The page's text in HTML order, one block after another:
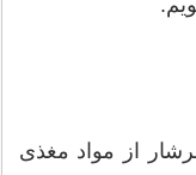
از مواد مغذی